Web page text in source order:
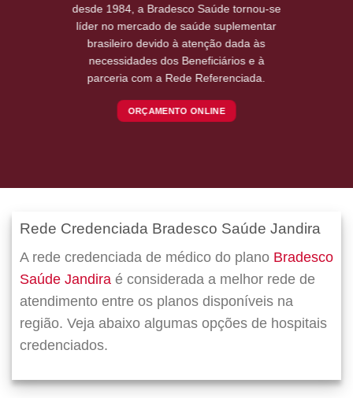
desde 1984, a Bradesco Saúde tornou-se
líder no mercado de saúde suplementar
brasileiro devido à atenção dada às
necessidades dos Beneficiários e à
parceria com a Rede Referenciada.
ORÇAMENTO ONLINE
Rede Credenciada Bradesco Saúde Jandira
A rede credenciada de médico do plano Bradesco
Saúde Jandira é considerada a melhor rede de
atendimento entre os planos disponíveis na
região. Veja abaixo algumas opções de hospitais
credenciados.